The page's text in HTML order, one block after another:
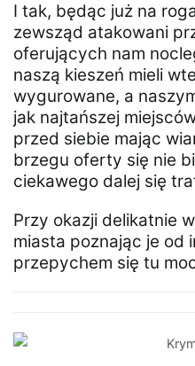
I tak, będąc już na
zewsząd atakowani
oferujących nam
naszą kieszeń mieli
wygurowane, a
jak najtańszej
przed siebie mając
brzegu oferty się nie
ciekawego dalej się
Przy okazji delikatnie
miasta poznając je od
przepychem się tu